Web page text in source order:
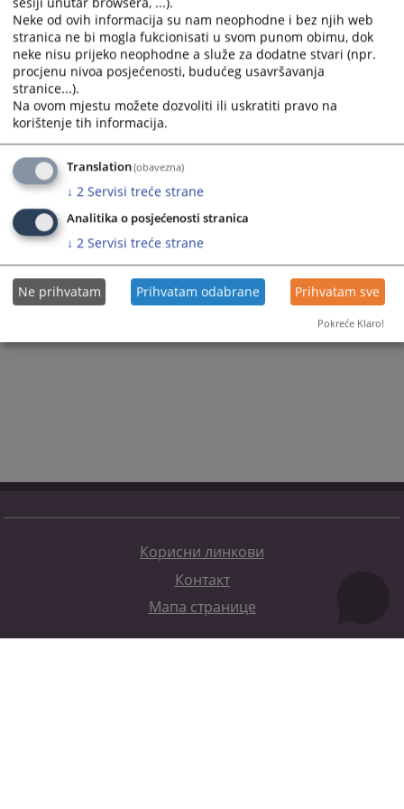
Корисни линкови
Контакт
Мапа странице
Neke od ovih informacija su nam neophodne i bez njih web
stranica ne bi mogla fukcionisati u svom punom obimu, dok
neke nisu prijeko neophodne a služe za dodatne stvari (npr.
procjenu nivoa posjećenosti, budućeg usavršavanja
stranice...).
Na ovom mjestu možete dozvoliti ili uskratiti pravo na
korištenje tih informacija.
Translation(obavezna)
↓ 2 Servisi treće strane
Analitika o posjećenosti stranica
↓ 2 Servisi treće strane
Ne prihvatam Prihvatam odabrane Prihvatam sve
Pokreće Klaro!